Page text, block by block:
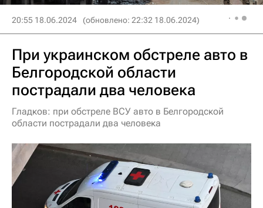
20:55 18.06.2024 (обновлено: 22:32 18.06.2024)
При украинском обстреле авто в
Белгородской области
пострадали два человека
Гладков: при обстреле ВСУ авто в Белгородской
области пострадали два человека